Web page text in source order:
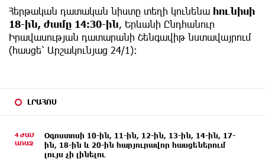
ԼՐԱՀՈՍ
4 ԺԱՄ
ԱՌԱՋ
Օգոստոսի 10-ին, 11-ին, 12-ին, 13-ին, 14-ին, 17-
ին, 18-ին և 20-ին հարյուրավոր հասցեներում
լույս չի լինելու
Հերթական դատական նիստը տեղի կունենա հունիսի
18-ին, ժամը 14:30-ին , Երևանի Ընդհանուր
Իրավասության դատարանի Շենգավիթ նստավայրում
(հասցե՝ Արշակունյաց 24/1):